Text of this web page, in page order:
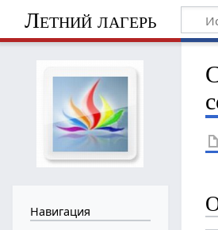
Летний лагерь
Навигация